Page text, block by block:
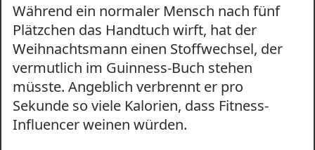
Während ein normaler Mensch nach fünf
Plätzchen das Handtuch wirft, hat der
Weihnachtsmann einen Stoffwechsel, der
vermutlich im Guinness-Buch stehen
müsste. Angeblich verbrennt er pro
Sekunde so viele Kalorien, dass Fitness-
Influencer weinen würden.